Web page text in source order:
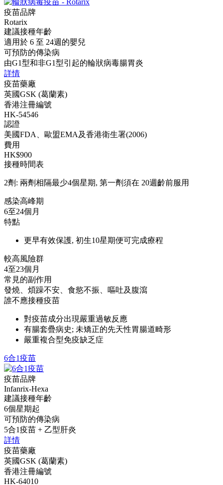
疫苗品牌
Rotarix
建議接種年齡
適用於 6 至 24週的嬰兒
可預防的傳染病
由G1型和非G1型引起的輪狀病毒腸胃炎
詳情
疫苗藥廠
英國GSK (葛蘭素)
香港注冊編號
HK-54546
認證
美國FDA、歐盟EMA及香港衛生署(2006)
費用
HK$900
接種時間表
2劑: 兩劑相隔最少4個星期, 第一劑須在 20週齡前服用
感染高峰期
6至24個月
特點
更早有效保護, 初生10星期便可完成療程
較高風險群
4至23個月
常見的副作用
發燒、煩躁不安、食慾不振、嘔吐及腹瀉
誰不應接種疫苗
對疫苗成分出現嚴重過敏反應
有腸套疊病史; 未矯正的先天性胃腸道畸形
嚴重複合型免疫缺乏症
6合1疫苗
疫苗品牌
Infanrix-Hexa
建議接種年齡
6個星期起
可預防的傳染病
5合1疫苗 + 乙型肝炎
詳情
疫苗藥廠
英國GSK (葛蘭素)
香港注冊編號
HK-64010